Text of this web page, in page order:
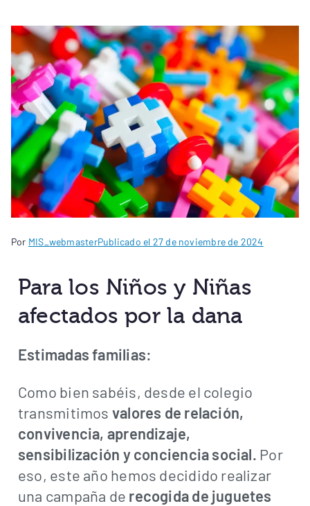
Por MIS_webmasterPublicado el 27 de noviembre de 2024
Para los Niños y Niñas
afectados por la dana
Estimadas familias:
Como bien sabéis, desde el colegio
transmitimos valores de relación,
convivencia, aprendizaje,
sensibilización y conciencia social. Por
eso, este año hemos decidido realizar
una campaña de recogida de juguetes